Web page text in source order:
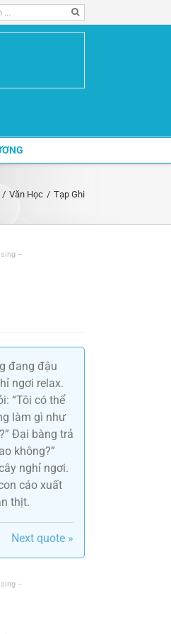
/ Văn Học / Tạp Ghi
đang đậu
ngơi relax.
“Tôi có thể
làm gì như
Đại bàng trả
không?”
nghỉ ngơi.
cáo xuất
thịt.
Next quote »